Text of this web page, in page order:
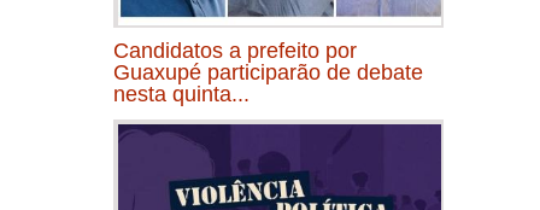
Candidatos a prefeito por
Guaxupé participarão de debate
nesta quinta...